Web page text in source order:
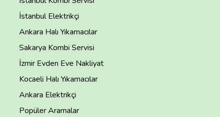
İstanbul Elektrikçi
Ankara Halı Yıkamacılar
Sakarya Kombi Servisi
İzmir Evden Eve Nakliyat
Kocaeli Halı Yıkamacılar
Ankara Elektrikçi
Popüler Aramalar